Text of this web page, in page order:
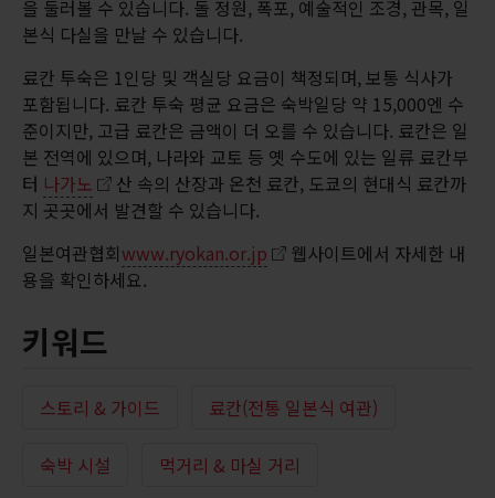
을 둘러볼 수 있습니다. 돌 정원, 폭포, 예술적인 조경, 관목, 일
본식 다실을 만날 수 있습니다.
료칸 투숙은 1인당 및 객실당 요금이 책정되며, 보통 식사가
포함됩니다. 료칸 투숙 평균 요금은 숙박일당 약 15,000엔 수
준이지만, 고급 료칸은 금액이 더 오를 수 있습니다. 료칸은 일
본 전역에 있으며, 나라와 교토 등 옛 수도에 있는 일류 료칸부
터 나가노
산 속의 산장과 온천 료칸, 도쿄의 현대식 료칸까
지 곳곳에서 발견할 수 있습니다.
일본여관협회www.ryokan.or.jp
웹사이트에서 자세한 내
용을 확인하세요.
키워드
스토리 & 가이드 료칸(전통 일본식 여관)
숙박 시설 먹거리 & 마실 거리